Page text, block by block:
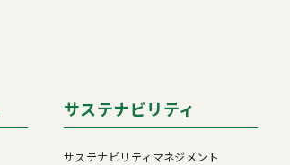
サステナビリティ
サステナビリティマネジメント